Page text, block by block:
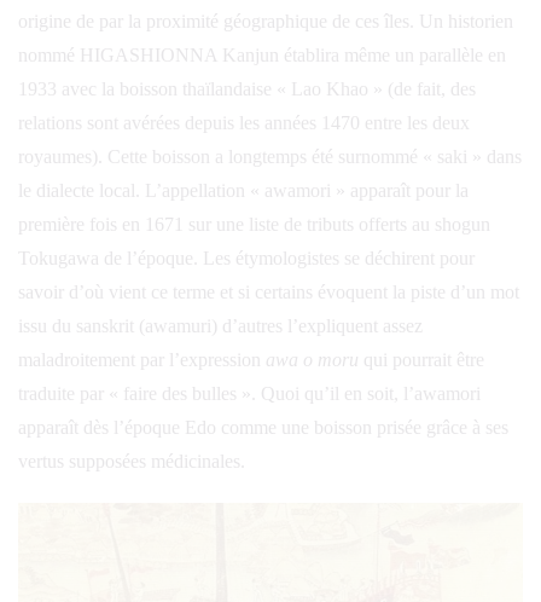
origine de par la proximité géographique de ces îles. Un historien
nommé HIGASHIONNA Kanjun établira même un parallèle en
1933 avec la boisson thaïlandaise « Lao Khao » (de fait, des
relations sont avérées depuis les années 1470 entre les deux
royaumes). Cette boisson a longtemps été surnommé « saki » dans
le dialecte local. L’appellation « awamori » apparaît pour la
première fois en 1671 sur une liste de tributs offerts au shogun
Tokugawa de l’époque. Les étymologistes se déchirent pour
savoir d’où vient ce terme et si certains évoquent la piste d’un mot
issu du sanskrit (awamuri) d’autres l’expliquent assez
maladroitement par l’expression awa o moru qui pourrait être
traduite par « faire des bulles ». Quoi qu’il en soit, l’awamori
apparaît dès l’époque Edo comme une boisson prisée grâce à ses
vertus supposées médicinales.